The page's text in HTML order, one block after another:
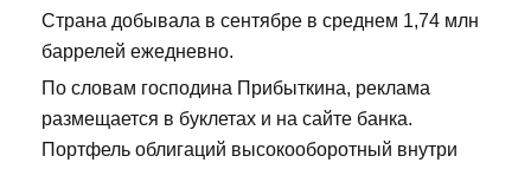
Страна добывала в сентябре в среднем 1,74 млн
баррелей ежедневно.
По словам господина Прибыткина, реклама
размещается в буклетах и на сайте банка.
Портфель облигаций высокооборотный внутри